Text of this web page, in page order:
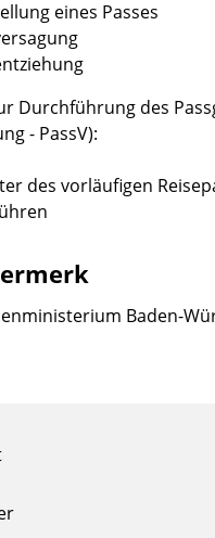
eines Passes
Durchführung des
- PassV):
des vorläufigen
Baden-